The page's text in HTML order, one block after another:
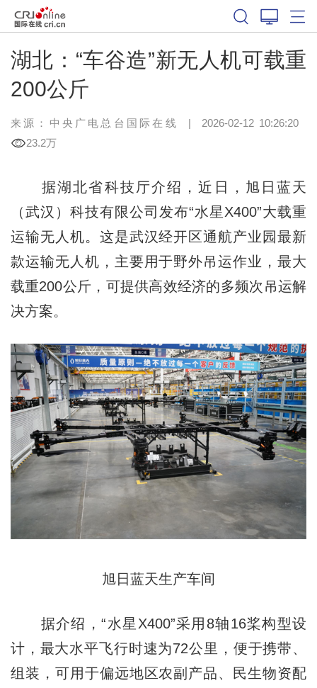
湖北：“车谷造”新无人机可载重
200公斤
来源：中央广电总台国际在线 | 2026-02-12 10:26:20
23.2万
据湖北省科技厅介绍，近日，旭日蓝天
（武汉）科技有限公司发布“水星X400”大载重
运输无人机。这是武汉经开区通航产业园最新
款运输无人机，主要用于野外吊运作业，最大
载重200公斤，可提供高效经济的多频次吊运解
决方案。
旭日蓝天生产车间
据介绍，“水星X400”采用8轴16桨构型设
计，最大水平飞行时速为72公里，便于携带、
组装，可用于偏远地区农副产品、民生物资配